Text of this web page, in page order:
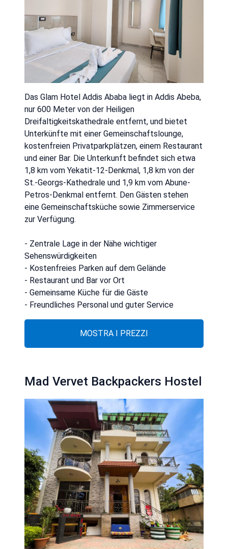
Das Glam Hotel Addis Ababa liegt in Addis Abeba,
nur 600 Meter von der Heiligen
Dreifaltigkeitskathedrale entfernt, und bietet
Unterkünfte mit einer Gemeinschaftslounge,
kostenfreien Privatparkplätzen, einem Restaurant
und einer Bar. Die Unterkunft befindet sich etwa
1,8 km vom Yekatit-12-Denkmal, 1,8 km von der
St.-Georgs-Kathedrale und 1,9 km vom Abune-
Petros-Denkmal entfernt. Den Gästen stehen
eine Gemeinschaftsküche sowie Zimmerservice
zur Verfügung.
- Zentrale Lage in der Nähe wichtiger
Sehenswürdigkeiten
- Kostenfreies Parken auf dem Gelände
- Restaurant und Bar vor Ort
- Gemeinsame Küche für die Gäste
- Freundliches Personal und guter Service
MOSTRA I PREZZI
Mad Vervet Backpackers Hostel